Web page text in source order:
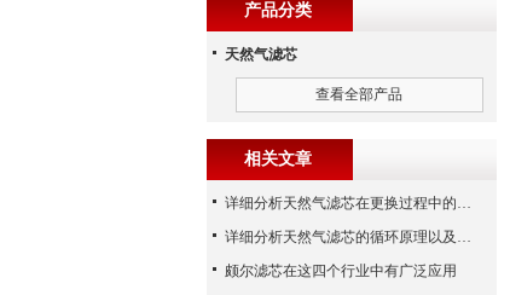
产品分类
天然气滤芯
查看全部产品
相关文章
详细分析天然气滤芯在更换过程中的注意事项
详细分析天然气滤芯的循环原理以及使用特性
颇尔滤芯在这四个行业中有广泛应用